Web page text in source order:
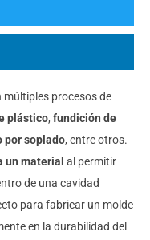
múltiples procesos de
plástico, fundición de
por soplado, entre otros.
un material al permitir
de una cavidad
para fabricar un molde
en la durabilidad del